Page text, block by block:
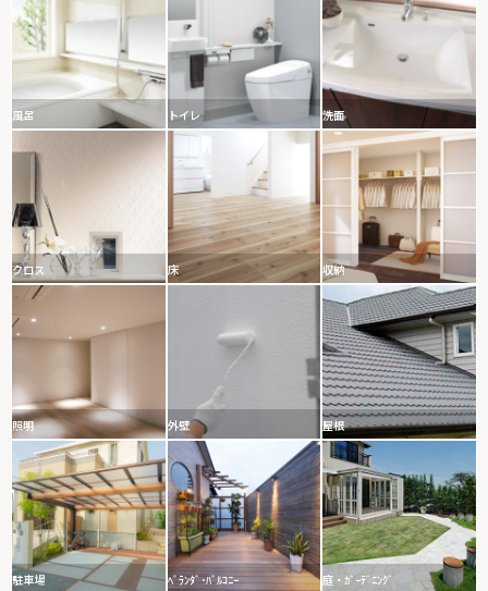
風呂 トイレ 洗面
クロス 床 収納
照明 外壁 屋根
駐車場 ﾍﾞﾗﾝﾀﾞ･ﾊﾞﾙｺﾆｰ 庭・ｶﾞｰﾃﾞﾆﾝｸﾞ